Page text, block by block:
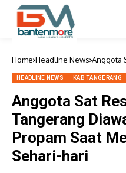
Home Headline News Anggota
Tugas
HEADLINE NEWS KAB TANGERANG
Anggota Sat
Tangerang
Propam Saat
Sehari-hari